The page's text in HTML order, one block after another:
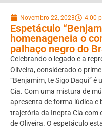
Novembro 22, 2023 4:00
Espetáculo
homenageneia o
palhaço negro do
Celebrando o legado e a
Oliveira, considerado o
“Benjamim, te Sigo Daqui”
Cia. Com uma mistura de
apresenta de forma lúdica e
trajetória da Inepta Cia com
de Oliveira. O espetáculo